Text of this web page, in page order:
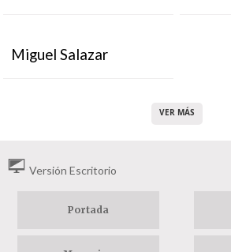
Miguel Salazar
VER MÁS
Versión Escritorio
Portada